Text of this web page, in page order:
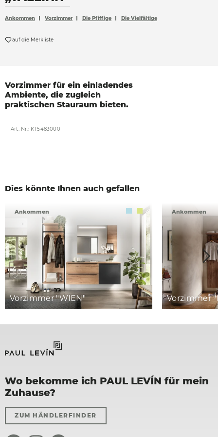
Sonnen- und Sichtschutz
Ankommen Vorzimmer Die Pfiffige Die Vielfältige
auf die Merkliste
Vorzimmer für ein einladendes
Ambiente, die zugleich
praktischen Stauraum bieten.
Art. Nr.: KT5483000
Dies könnte Ihnen auch gefallen
Vorzimmer "WIEN"
Ankommen
Vorzimmer
Ankommen
Wo bekomme ich PAUL LEVÍN für mein
Zuhause?
ZUM HÄNDLERFINDER